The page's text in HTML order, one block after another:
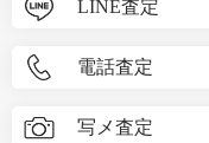
LINE査定
電話査定
写メ査定